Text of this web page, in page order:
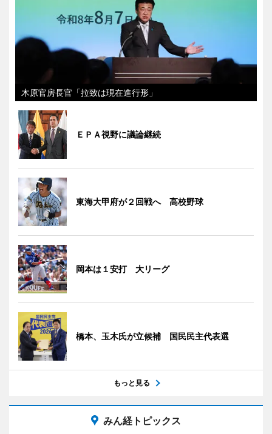
木原官房長官「拉致は現在進行形」
ＥＰＡ視野に議論継続
東海大甲府が２回戦へ 高校野球
岡本は１安打 大リーグ
橋本、玉木氏が立候補 国民民主代表選
もっと見る
みん経トピックス